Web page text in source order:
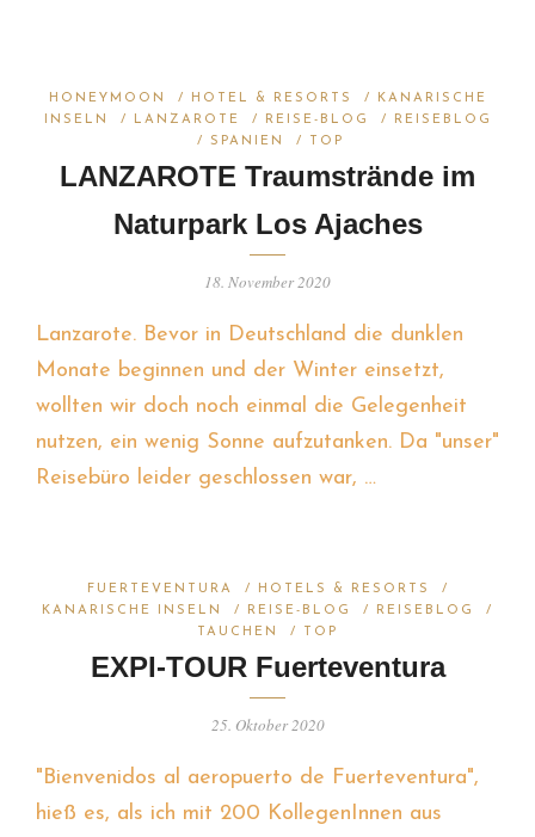
HONEYMOON / HOTEL & RESORTS /
KANARISCHE
INSELN
/ LANZAROTE / REISE-BLOG /
REISEBLOG
/ SPANIEN / TOP
LANZAROTE Traumstrände im
Naturpark Los Ajaches
18. November 2020
Lanzarote. Bevor in Deutschland die dunklen
Monate beginnen und der Winter einsetzt,
wollten wir doch noch einmal die Gelegenheit
nutzen, ein wenig Sonne aufzutanken. Da "unser"
Reisebüro leider geschlossen war, …
FUERTEVENTURA / HOTELS & RESORTS
/
KANARISCHE INSELN
/ REISE-BLOG / REISEBLOG
/
TAUCHEN
/ TOP
EXPI-TOUR Fuerteventura
25. Oktober 2020
"Bienvenidos al aeropuerto de Fuerteventura",
hieß es, als ich mit 200 KollegenInnen aus